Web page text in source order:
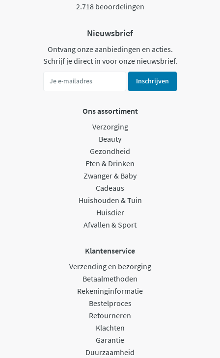
2.718 beoordelingen
Nieuwsbrief
Ontvang onze aanbiedingen en acties.
Schrijf je direct in voor onze nieuwsbrief.
Inschrijven
Ons assortiment
Verzorging
Beauty
Gezondheid
Eten & Drinken
Zwanger & Baby
Cadeaus
Huishouden & Tuin
Huisdier
Afvallen & Sport
Klantenservice
Verzending en bezorging
Betaalmethoden
Rekeninginformatie
Bestelproces
Retourneren
Klachten
Garantie
Duurzaamheid